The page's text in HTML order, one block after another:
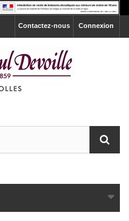
Connexion
Contactez-nous